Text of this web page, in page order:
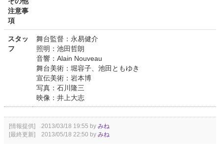
注意事
項
スタッ
フ
舞台監督：永易健介
照明：池田哲朗
音響：Alain Nouveau
舞台美術：堀容子、池田ともゆき
宣伝美術：岩本博
写真：石川隆三
映像：井上大志
[情報提供] 2013/03/18 19:55 by みね
[最終更新] 2013/05/18 22:50 by みね